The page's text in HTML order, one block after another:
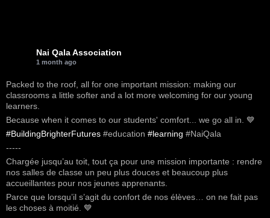
Nai Qala Association
1 month ago
Packed to the roof, all for one important mission: making our
classrooms a little softer and a lot more welcoming for our young
learners.
Because when it comes to our students' comfort... we go all in. 💙
#BuildingBrighterFutures #education #learning #NaiQala
-----
Chargée jusqu’au toit, tout ça pour une mission importante : rendre
nos salles de classe un peu plus douces et beaucoup plus
accueillantes pour nos jeunes apprenants.
Parce que lorsqu’il s’agit du confort de nos élèves… on ne fait pas
les choses à moitié. 💙